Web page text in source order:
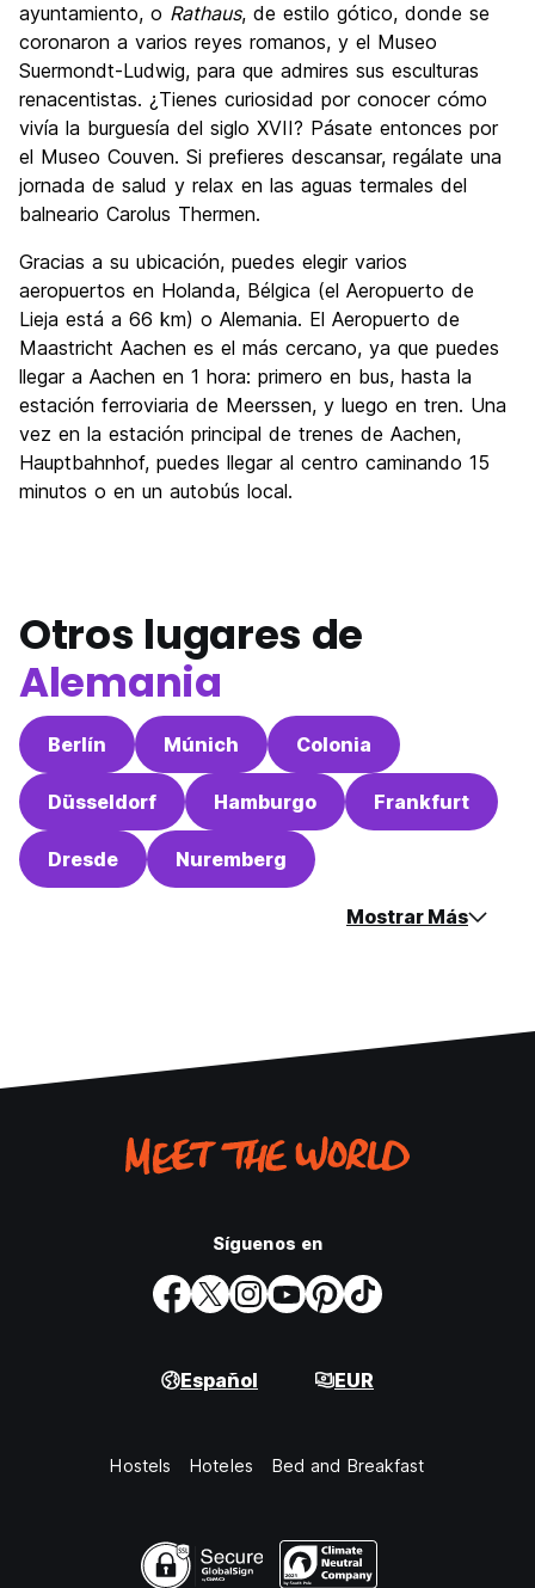
ayuntamiento, o Rathaus, de estilo gótico, donde se
coronaron a varios reyes romanos, y el Museo
Suermondt-Ludwig, para que admires sus esculturas
renacentistas. ¿Tienes curiosidad por conocer cómo
vivía la burguesía del siglo XVII? Pásate entonces por
el Museo Couven. Si prefieres descansar, regálate una
jornada de salud y relax en las aguas termales del
balneario Carolus Thermen.
Gracias a su ubicación, puedes elegir varios
aeropuertos en Holanda, Bélgica (el Aeropuerto de
Lieja está a 66 km) o Alemania. El Aeropuerto de
Maastricht Aachen es el más cercano, ya que puedes
llegar a Aachen en 1 hora: primero en bus, hasta la
estación ferroviaria de Meerssen, y luego en tren. Una
vez en la estación principal de trenes de Aachen,
Hauptbahnhof, puedes llegar al centro caminando 15
minutos o en un autobús local.
Otros lugares de
Alemania
Berlín Múnich Colonia
Düsseldorf Hamburgo Frankfurt
Dresde Nuremberg
Mostrar Más
Síguenos en
Español EUR
Hostels Hoteles Bed and Breakfast